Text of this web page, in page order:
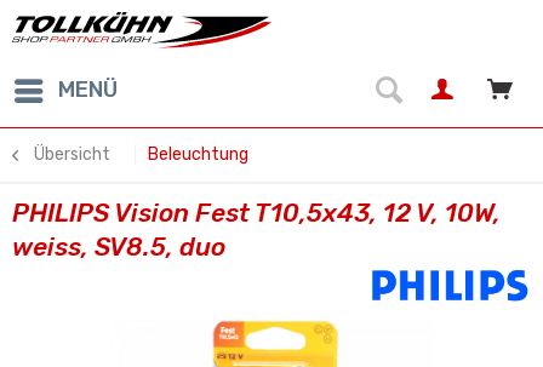
MENÜ
Übersicht Beleuchtung
PHILIPS Vision Fest T10,5x43, 12 V, 10W,
weiss, SV8.5, duo